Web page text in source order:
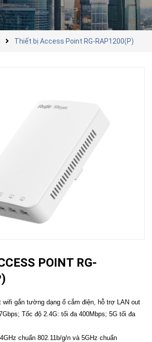
Thiết bị Access Point RG-RAP1200(P)
POINT RG-
wifi gắn tường dạng ổ cắm điện, hỗ trợ LAN out
Tốc độ 2.4G: tối đa 400Mbps; 5G tối đa
chuẩn 802.11b/g/n và 5GHz chuẩn